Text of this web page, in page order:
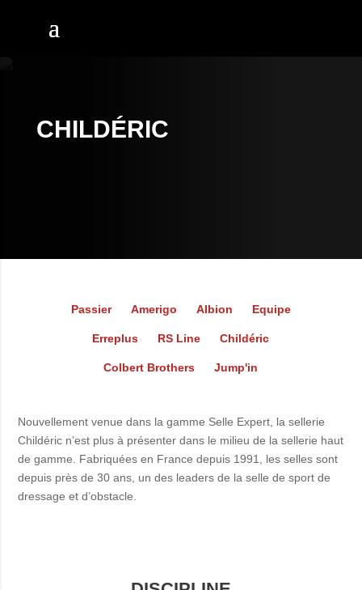
CHILDÉRIC
Passier Amerigo Albion Equipe
Erreplus RS Line Childéric
Colbert Brothers Jump'in
Nouvellement venue dans la gamme Selle Expert, la sellerie
Childéric n’est plus à présenter dans le milieu de la sellerie haut
de gamme. Fabriquées en France depuis 1991, les selles sont
depuis près de 30 ans, un des leaders de la selle de sport de
dressage et d’obstacle.